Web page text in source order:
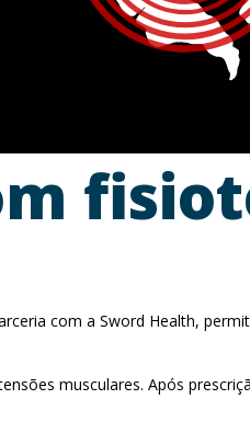
com a Sword Health,
musculares. Após